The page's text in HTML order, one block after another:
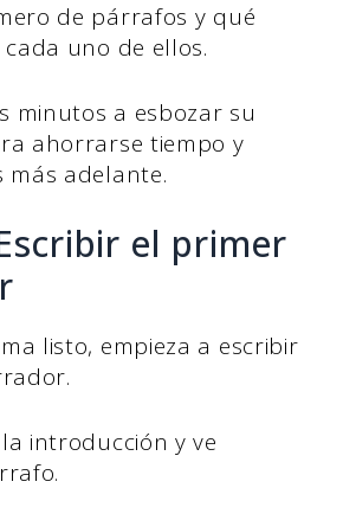
de párrafos y qué
uno de ellos.
minutos a esbozar su
ahorrarse tiempo y
adelante.
el primer
listo, empieza a escribir
introducción y ve